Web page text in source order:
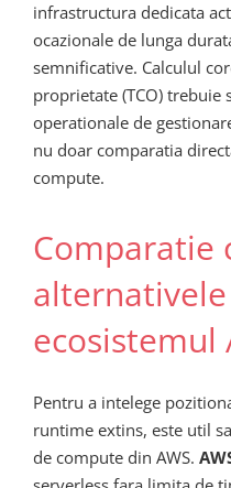
infrastructura dedicata
ocazionale de lunga
semnificative. Calculul
proprietate (TCO) trebuie
operationale de
nu doar comparatia
compute.
Comparatie
ecosistemul
Pentru a intelege
runtime extins, este util
de compute din AWS.